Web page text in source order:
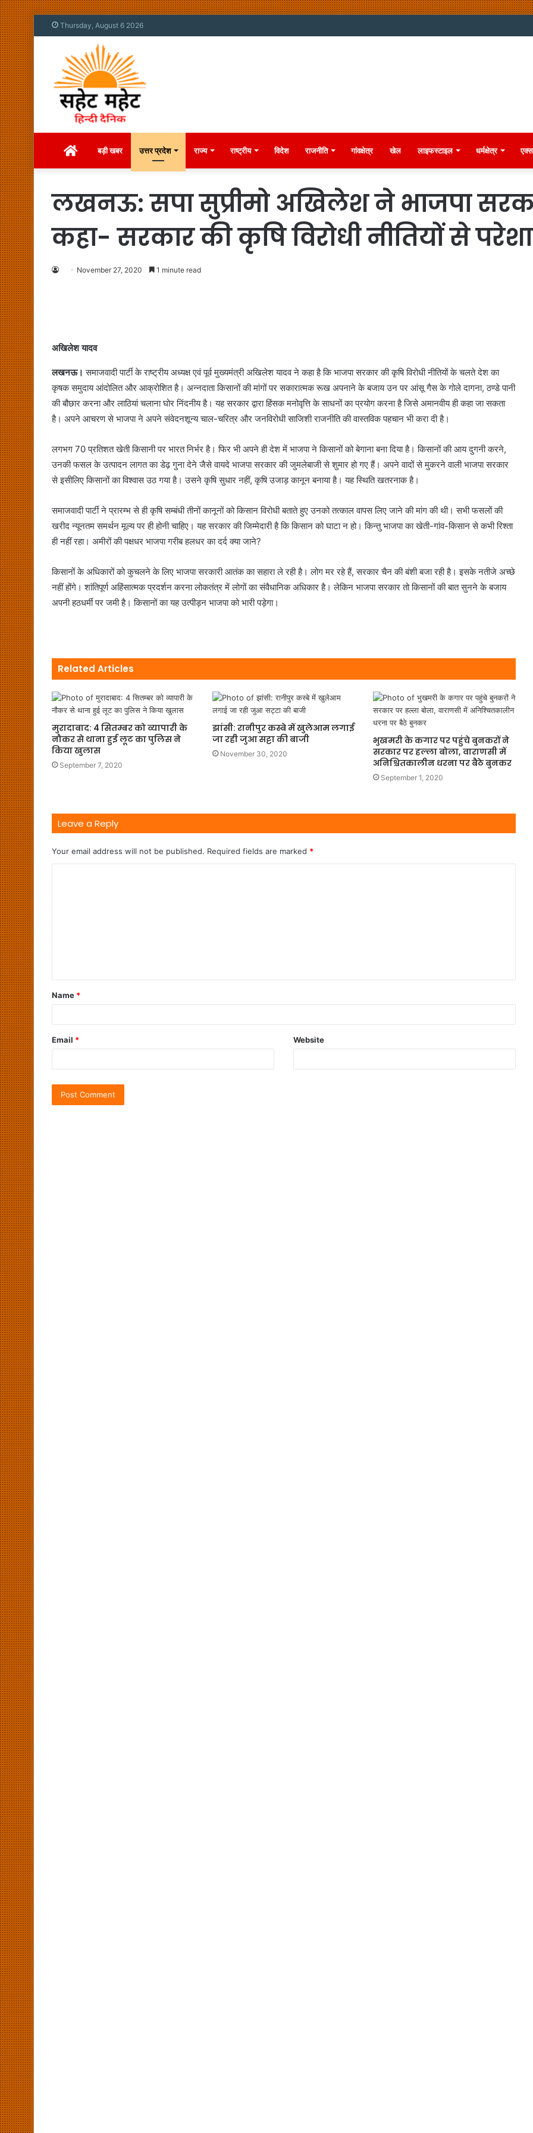
Thursday, August 6 2026
Homeबड़ी खबर उत्तर प्रदेश राज्य राष्ट्रीय विदेश राजनीति गांवक्षेत्र खेल लाइफस्टाइल धर्मक्षेत्र
लखनऊ: सपा सुप्रीमो अखिलेश ने भाजपा
कहा- सरकार की कृषि विरोधी नीतियों से
November 27, 2020 1 minute read
अखिलेश यादव
लखनऊ।समाजवादी पार्टी के राष्ट्रीय अध्यक्ष एवं पूर्व मुख्यमंत्री अखिलेश यादव ने कहा है कि भाजपा सरकार की कृषि विरोधी नीतियों के चलते देश का
कृषक समुदाय आंदोलित और आक्रोशित है। अन्नदाता किसानों की मांगों पर सकारात्मक रूख अपनाने के बजाय उन पर आंसू गैस के गोले दागना, ठण्डे पानी
की बौछार करना और लाठियां चलाना घोर निंदनीय है। यह सरकार द्वारा हिंसक मनोवृत्ति के साधनों का प्रयोग करना है जिसे अमानवीय ही कहा जा सकता
है। अपने आचरण से भाजपा ने अपने संवेदनशून्य चाल-चरित्र और जनविरोधी साजिशी राजनीति की वास्तविक पहचान भी करा दी है।
लगभग 70 प्रतिशत खेती किसानी पर भारत निर्भर है। फिर भी अपने ही देश में भाजपा ने किसानों को बेगाना बना दिया है। किसानों की आय दुगनी करने,
उनकी फसल के उत्पादन लागत का डेढ़ गुना देने जैसे वायदे भाजपा सरकार की जुमलेबाजी से शुमार हो गए हैं। अपने वादों से मुकरने वाली भाजपा सरकार
से इसीलिए किसानों का विश्वास उठ गया है। उसने कृषि सुधार नहीं, कृषि उजाड़ कानून बनाया है। यह स्थिति खतरनाक है।
समाजवादी पार्टी ने प्रारम्भ से ही कृषि सम्बंधी तीनों कानूनों को किसान विरोधी बताते हुए उनको तत्काल वापस लिए जाने की मांग की थी। सभी फसलों की
खरीद न्यूनतम समर्थन मूल्य पर ही होनी चाहिए। यह सरकार की जिम्मेदारी है कि किसान को घाटा न हो। किन्तु भाजपा का खेती-गांव-किसान से कभी रिश्ता
ही नहीं रहा। अमीरों की पक्षधर भाजपा गरीब हलधर का दर्द क्या जाने?
किसानों के अधिकारों को कुचलने के लिए भाजपा सरकारी आतंक का सहारा ले रही है। लोग मर रहे हैं, सरकार चैन की बंशी बजा रही है। इसके नतीजे अच्छे
नहीं होंगे। शांतिपूर्ण अहिंसात्मक प्रदर्शन करना लोकतंत्र में लोगों का संवैधानिक अधिकार है। लेकिन भाजपा सरकार तो किसानों की बात सुनने के बजाय
अपनी हठधर्मी पर जमी है। किसानों का यह उत्पीड़न भाजपा को भारी पड़ेगा।
Related Articles
मुरादाबाद: 4 सितम्बर को व्यापारी के
नौकर से थाना हुई लूट का पुलिस ने
किया खुलास
September 7, 2020
झांसी: रानीपुर कस्बे में खुलेआम लगाई
जा रही जुआ सट्टा की बाजी
November 30, 2020
भुखमरी के कगार पर पहुंचे बुनकरों ने
सरकार पर हल्ला बोला, वाराणसी में
अनिश्चितकालीन धरना पर बैठे बुनकर
September 1, 2020
Leave a Reply
Your email address will not be published. Required fields are marked *
Name *
Email * Website